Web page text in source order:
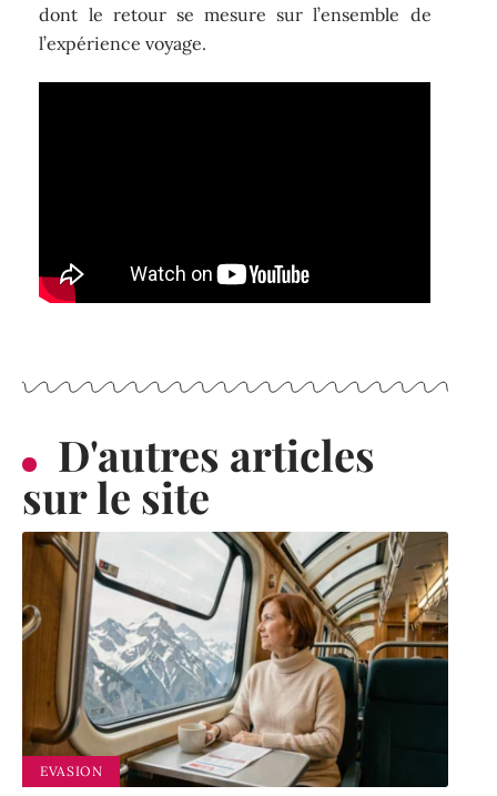
dont le retour se mesure sur l’ensemble de
l’expérience voyage.
D'autres articles
sur le site
EVASION